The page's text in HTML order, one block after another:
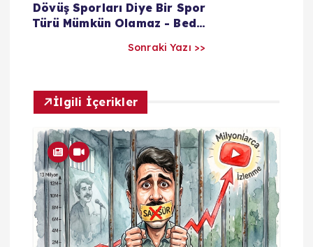
a
m
Dövüş Sporları Diye Bir Spor
Türü Mümkün Olamaz - Bedri
Sonraki Yazı >>
İlgili İçerikler